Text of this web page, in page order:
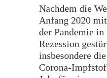
Nachdem die
Anfang 2020
der Pandemie
Rezession
insbesondere
Corona-